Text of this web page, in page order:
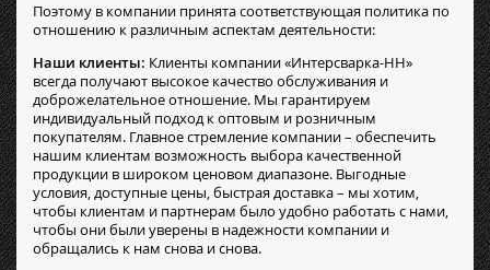
Поэтому в компании принята соответствующая политика по
отношению к различным аспектам деятельности:
Наши клиенты: Клиенты компании «Интерсварка-НН»
всегда получают высокое качество обслуживания и
доброжелательное отношение. Мы гарантируем
индивидуальный подход к оптовым и розничным
покупателям. Главное стремление компании – обеспечить
нашим клиентам возможность выбора качественной
продукции в широком ценовом диапазоне. Выгодные
условия, доступные цены, быстрая доставка – мы хотим,
чтобы клиентам и партнерам было удобно работать с нами,
чтобы они были уверены в надежности компании и
обращались к нам снова и снова.